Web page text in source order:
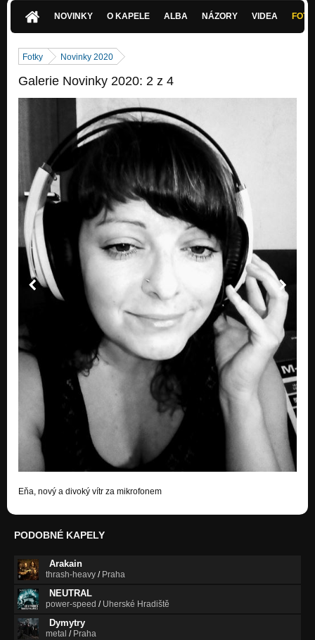
NOVINKY O KAPELE ALBA NÁZORY VIDEA
Fotky Novinky 2020
Galerie Novinky 2020: 2 z 4
Eňa, nový a divoký vítr za mikrofonem
PODOBNÉ KAPELY
Arakain
thrash-heavy / Praha
NEUTRAL
power-speed / Uherské Hradiště
Dymytry
metal / Praha